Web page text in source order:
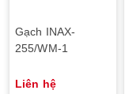
Gạch INAX-
255/WM-1
Liên hệ